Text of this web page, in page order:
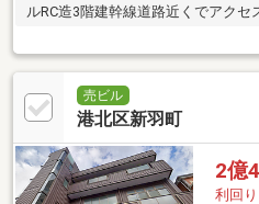
ルRC造3階建幹線道路近くでアクセ
売ビル
港北区新羽町
2億
利回り